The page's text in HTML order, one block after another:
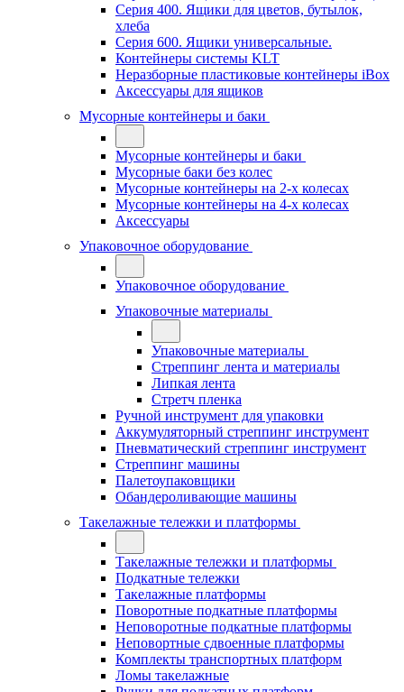
Серия 400. Ящики для цветов, бутылок,
хлеба
Серия 600. Ящики универсальные.
Контейнеры системы KLT
Неразборные пластиковые контейнеры iBox
Аксессуары для ящиков
Мусорные контейнеры и баки
Мусорные контейнеры и баки
Мусорные баки без колес
Мусорные контейнеры на 2-х колесах
Мусорные контейнеры на 4-х колесах
Аксессуары
Упаковочное оборудование
Упаковочное оборудование
Упаковочные материалы
Упаковочные материалы
Стреппинг лента и материалы
Липкая лента
Стретч пленка
Ручной инструмент для упаковки
Аккумуляторный стреппинг инструмент
Пневматический стреппинг инструмент
Стреппинг машины
Палетоупаковщики
Обандероливающие машины
Такелажные тележки и платформы
Такелажные тележки и платформы
Подкатные тележки
Такелажные платформы
Поворотные подкатные платформы
Неповоротные подкатные платформы
Неповортные сдвоенные платформы
Комплекты транспортных платформ
Ломы такелажные